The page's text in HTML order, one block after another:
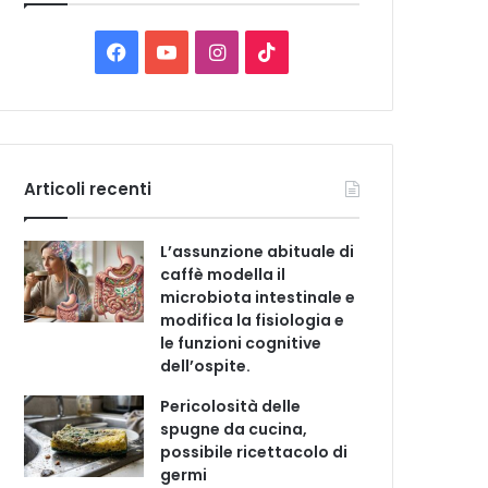
o
e
c
e
b
o
o
u
u
b
e
I
s
a
g
r
a
m
k
o
k
Articoli recenti
L’assunzione abituale di
caffè modella il
microbiota intestinale e
modifica la fisiologia e
le funzioni cognitive
dell’ospite.
Pericolosità delle
spugne da cucina,
possibile ricettacolo di
germi